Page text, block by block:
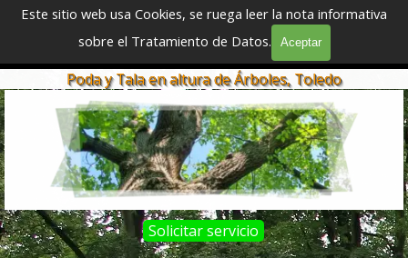
Este sitio web usa Cookies, se ruega leer la nota informativa
sobre el Tratamiento de Datos.
Aceptar
Vaya al Contenido
Saltar menúPodadores y Taladores Profesionales
Poda y Tala en altura de Árboles, Toledo
Solicitar servicio